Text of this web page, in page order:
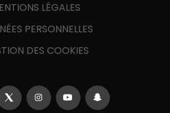
LÉGALES
PERSONNELLES
DES COOKIES